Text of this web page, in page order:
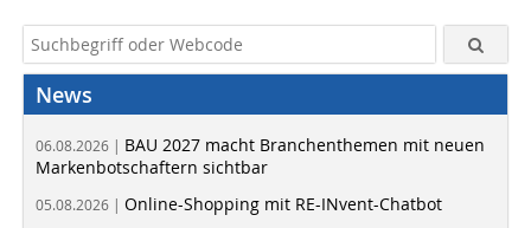
News
06.08.2026 | BAU 2027 macht Branchenthemen mit neuen
Markenbotschaftern sichtbar
05.08.2026 | Online-Shopping mit RE-INvent-Chatbot